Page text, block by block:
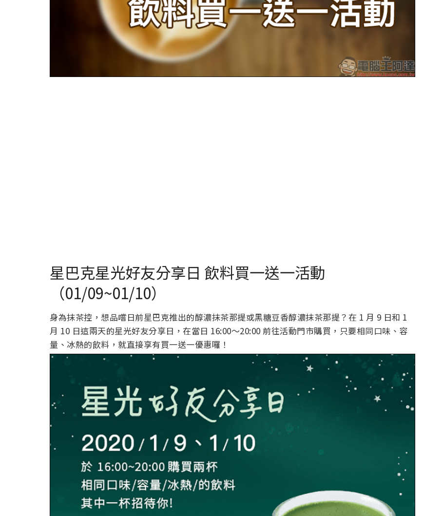
星巴克星光好友分享日 飲料買一送一活動
（01/09~01/10）
身為抹茶控，想品嚐日前星巴克推出的醇濃抹茶那提或黑糖豆香醇濃抹茶那提？在 1 月 9 日和 1
月 10 日這兩天的星光好友分享日，在當日 16:00～20:00 前往活動門市購買，只要相同口味、容
量、冰熱的飲料，就直接享有買一送一優惠囉！